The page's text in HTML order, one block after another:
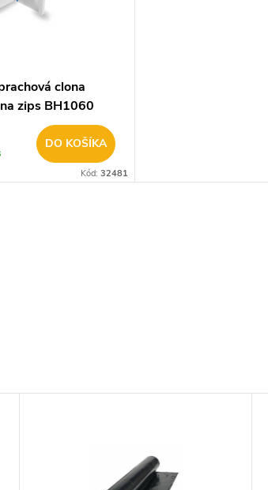
clona
zips BH1060
DO KOŠÍKA
Kód: 32481